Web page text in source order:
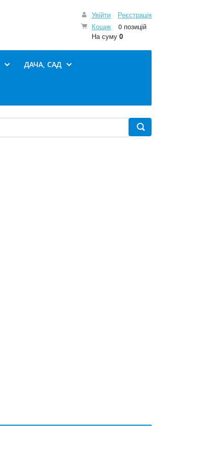
Увійти
Реєстрація
Кошик
0 позицій
На суму 0
ДАЧА, САД